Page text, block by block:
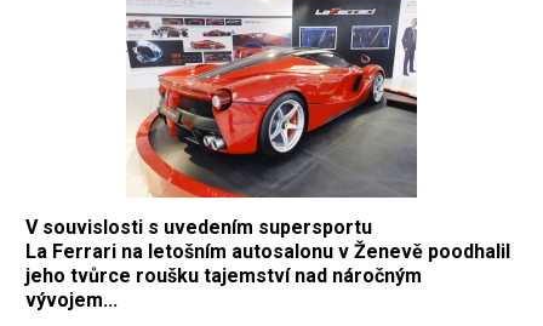
V souvislosti s uvedením supersportu
La Ferrari na letošním autosalonu v Ženevě poodhalil
jeho tvůrce roušku tajemství nad náročným
vývojem...